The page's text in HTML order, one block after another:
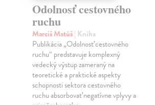
Odolnosť cestovného
ruchu
Marciš Matúš| Kniha
Publikácia „Odolnosť cestovného
ruchu“ predstavuje komplexný
vedecký výstup zameraný na
teoretické a praktické aspekty
schopnosti sektora cestovného
ruchu absorbovať negatívne vplyvy a